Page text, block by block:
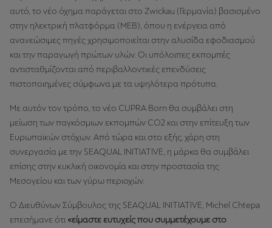
αυτό, το νέο όχημα παράγεται στο Zwickau (Γερμανία) βασισμένο
στην ηλεκτρική πλατφόρμα (MEB), όπου η ενέργεια από
ανανεώσιμες πηγές χρησιμοποιείται στην αλυσίδα εφοδιασμού
και την παραγωγή πρώτων υλών. Οι υπόλοιπες εκπομπές
αντισταθμίζονται από περιβαλλοντικές επενδύσεις
πιστοποιημένες σύμφωνα με τα υψηλότερα πρότυπα.
Με αυτόν τον τρόπο, το νέο CUPRA Born θα συμβάλει στη
μείωση των παγκόσμιων εκπομπών CO2 και στην επίτευξη των
Ευρωπαϊκών στόχων. Από τώρα και στο εξής, χάρη στη
συνεργασία με την SEAQUAL INITIATIVE, η μάρκα θα συμβάλει
επίσης στην κυκλική οικονομία και στην προστασία της
Μεσογείου και των γύρω περιοχών.
Ο Διευθύνων Σύμβουλος της SEAQUAL INITIATIVE, Michel Chtepa
επεσήμανε ότι «είμαστε ευτυχείς που συμμετέχουμε στο